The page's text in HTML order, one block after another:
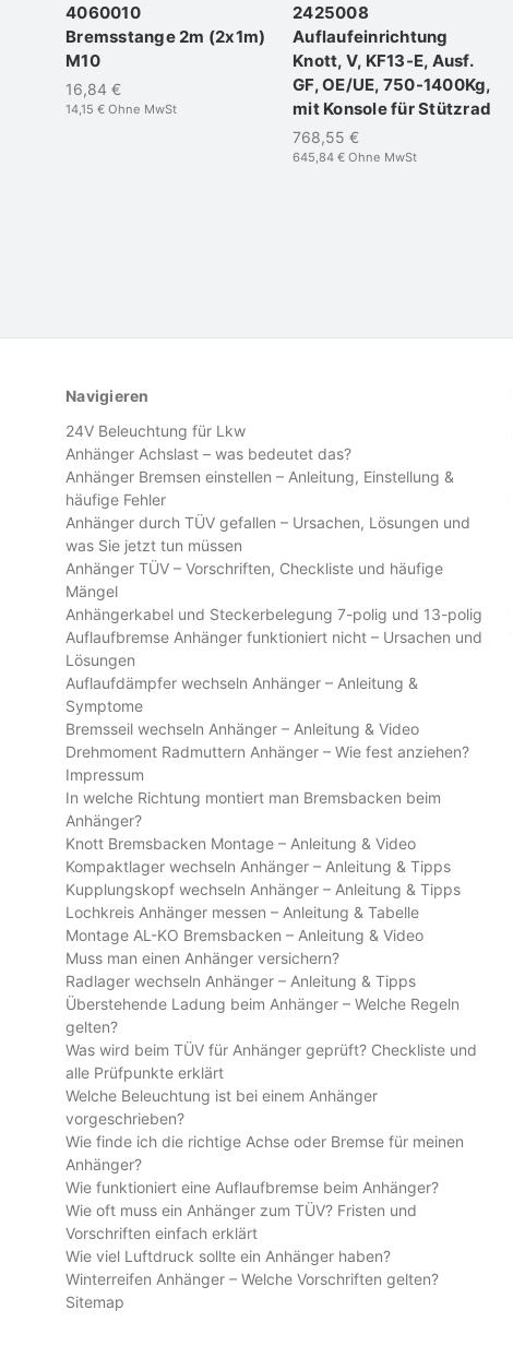
4060010
Bremsstange 2m (2x1m)
M10
16,84 €
14,15 € Ohne MwSt
2425008
Auflaufeinrichtung
Knott, V, KF13-E, Ausf.
GF, OE/UE, 750-1400Kg,
mit Konsole für Stützrad
768,55 €
645,84 € Ohne MwSt
Navigieren
24V Beleuchtung für Lkw
Anhänger Achslast – was bedeutet das?
Anhänger Bremsen einstellen – Anleitung, Einstellung &
häufige Fehler
Anhänger durch TÜV gefallen – Ursachen, Lösungen und
was Sie jetzt tun müssen
Anhänger TÜV – Vorschriften, Checkliste und häufige
Mängel
Anhängerkabel und Steckerbelegung 7-polig und 13-polig
Auflaufbremse Anhänger funktioniert nicht – Ursachen und
Lösungen
Auflaufdämpfer wechseln Anhänger – Anleitung &
Symptome
Bremsseil wechseln Anhänger – Anleitung & Video
Drehmoment Radmuttern Anhänger – Wie fest anziehen?
Impressum
In welche Richtung montiert man Bremsbacken beim
Anhänger?
Knott Bremsbacken Montage – Anleitung & Video
Kompaktlager wechseln Anhänger – Anleitung & Tipps
Kupplungskopf wechseln Anhänger – Anleitung & Tipps
Lochkreis Anhänger messen – Anleitung & Tabelle
Montage AL-KO Bremsbacken – Anleitung & Video
Muss man einen Anhänger versichern?
Radlager wechseln Anhänger – Anleitung & Tipps
Überstehende Ladung beim Anhänger – Welche Regeln
gelten?
Was wird beim TÜV für Anhänger geprüft? Checkliste und
alle Prüfpunkte erklärt
Welche Beleuchtung ist bei einem Anhänger
vorgeschrieben?
Wie finde ich die richtige Achse oder Bremse für meinen
Anhänger?
Wie funktioniert eine Auflaufbremse beim Anhänger?
Wie oft muss ein Anhänger zum TÜV? Fristen und
Vorschriften einfach erklärt
Wie viel Luftdruck sollte ein Anhänger haben?
Winterreifen Anhänger – Welche Vorschriften gelten?
Sitemap